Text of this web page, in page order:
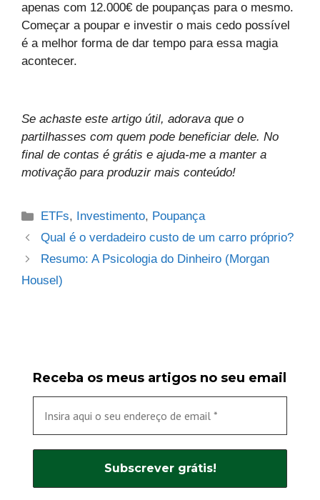
apenas com 12.000€ de poupanças para o mesmo.
Começar a poupar e investir o mais cedo possível
é a melhor forma de dar tempo para essa magia
acontecer.
Se achaste este artigo útil, adorava que o
partilhasses com quem pode beneficiar dele. No
final de contas é grátis e ajuda-me a manter a
motivação para produzir mais conteúdo!
Categories
ETFs, Investimento, Poupança
Qual é o verdadeiro custo de um carro próprio?
Resumo: A Psicologia do Dinheiro (Morgan
Housel)
Receba os meus artigos no seu email